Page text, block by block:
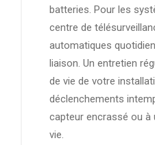
batteries. Pour les
centre de
automatiques
liaison. Un entretien
de vie de votre
déclenchements
capteur encrassé ou à
vie.